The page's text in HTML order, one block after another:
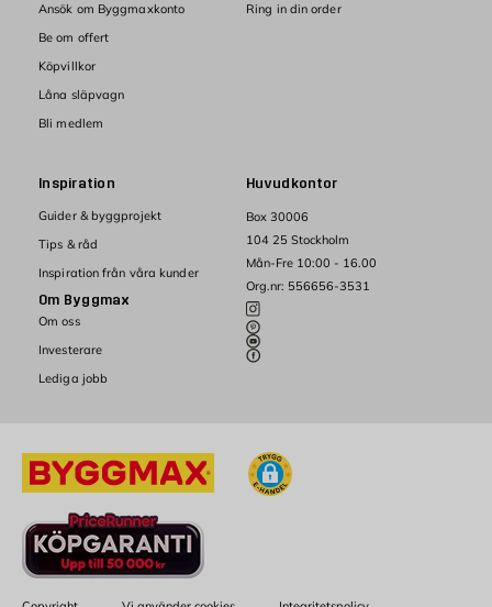
Huvudkontor
Box 30006
104 25 Stockholm
Mån-Fre 10:00 - 16.00
Org.nr: 556656-3531
Ansök om Byggmaxkonto
Be om offert
Köpvillkor
Låna släpvagn
Bli medlem
Ring in din order
Inspiration
Guider & byggprojekt
Tips & råd
Inspiration från våra kunder
Om Byggmax
Om oss
Investerare
Lediga jobb